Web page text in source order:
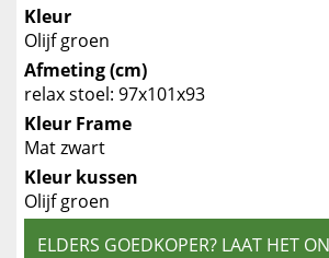
Kleur
Olijf groen
Afmeting (cm)
relax stoel: 97x101x93
Kleur Frame
Mat zwart
Kleur kussen
Olijf groen
ELDERS GOEDKOPER? LAAT HET